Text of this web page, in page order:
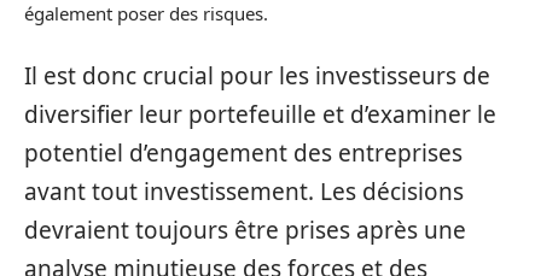
également poser des risques.
Il est donc crucial pour les investisseurs de
diversifier leur portefeuille et d’examiner le
potentiel d’engagement des entreprises
avant tout investissement. Les décisions
devraient toujours être prises après une
analyse minutieuse des forces et des